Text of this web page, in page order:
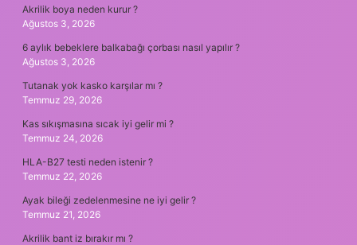
Akrilik boya neden kurur ?
Ağustos 3, 2026
6 aylık bebeklere balkabağı çorbası nasıl yapılır ?
Ağustos 3, 2026
Tutanak yok kasko karşılar mı ?
Temmuz 29, 2026
Kas sıkışmasına sıcak iyi gelir mi ?
Temmuz 24, 2026
HLA-B27 testi neden istenir ?
Temmuz 22, 2026
Ayak bileği zedelenmesine ne iyi gelir ?
Temmuz 21, 2026
Akrilik bant iz bırakır mı ?